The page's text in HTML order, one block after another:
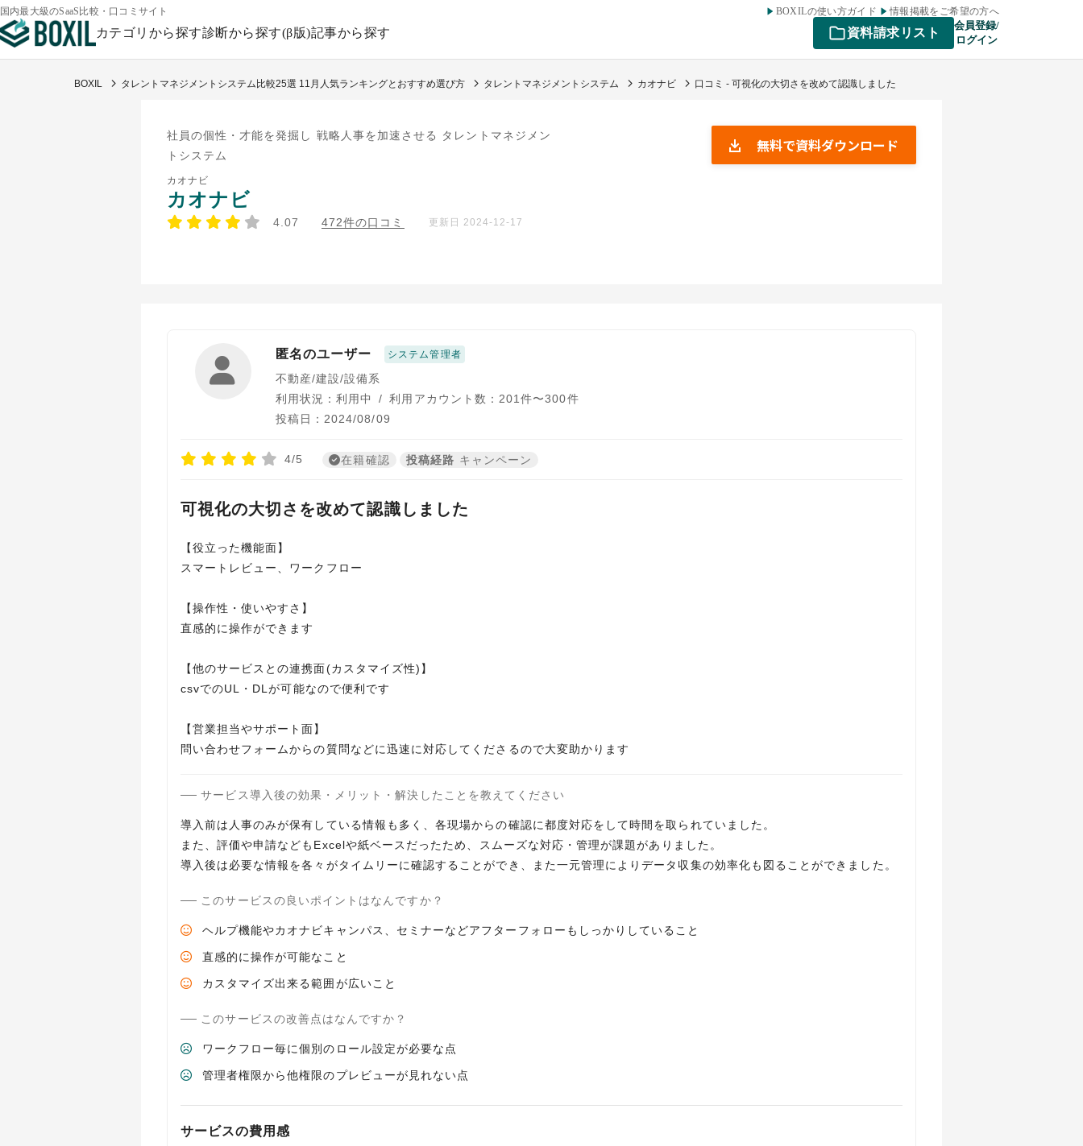
国内最大級のSaaS比較・口コミサイト BOXILの使い方ガイド 情報掲載をご希望の方へ
カテゴリから探す診断から探す(β版)記事から探す 資料請求リスト
会員登録/
ログイン
BOXIL タレントマネジメントシステム比較25選 11月人気ランキングとおすすめ選び方 タレントマネジメントシステム カオナビ 口コミ - 可視化の大切さを改めて認識しました
社員の個性・才能を発掘し 戦略人事を加速させる タレントマネジメン
トシステム
カオナビ
カオナビ
4.07 472件の口コミ 更新日 2024-12-17
無料で資料ダウンロード
匿名のユーザー システム管理者
不動産/建設/設備系
利用状況：利用中
/ 利用アカウント数：201件〜300件
投稿日：2024/08/09
4/5 在籍確認 投稿経路 キャンペーン
可視化の大切さを改めて認識しました
【役立った機能面】
スマートレビュー、ワークフロー
【操作性・使いやすさ】
直感的に操作ができます
【他のサービスとの連携面(カスタマイズ性)】
csvでのUL・DLが可能なので便利です
【営業担当やサポート面】
問い合わせフォームからの質問などに迅速に対応してくださるので大変助かります
サービス導入後の効果・メリット・解決したことを教えてください
導入前は人事のみが保有している情報も多く、各現場からの確認に都度対応をして時間を取られていました。
また、評価や申請などもExcelや紙ベースだったため、スムーズな対応・管理が課題がありました。
導入後は必要な情報を各々がタイムリーに確認することができ、また一元管理によりデータ収集の効率化も図ることができました。
このサービスの良いポイントはなんですか？
ヘルプ機能やカオナビキャンパス、セミナーなどアフターフォローもしっかりしていること
直感的に操作が可能なこと
カスタマイズ出来る範囲が広いこと
このサービスの改善点はなんですか？
ワークフロー毎に個別のロール設定が必要な点
管理者権限から他権限のプレビューが見れない点
サービスの費用感